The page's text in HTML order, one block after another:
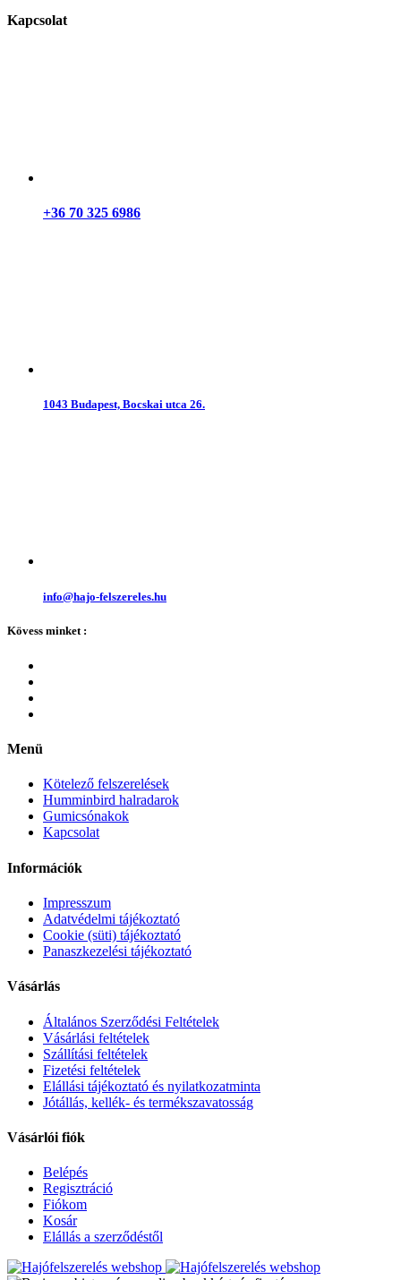
Kapcsolat
+36 70 325 6986
1043 Budapest, Bocskai utca 26.
info@hajo-felszereles.hu
Kövess minket :
Menü
Kötelező felszerelések
Humminbird halradarok
Gumicsónakok
Kapcsolat
Információk
Impresszum
Adatvédelmi tájékoztató
Cookie (süti) tájékoztató
Panaszkezelési tájékoztató
Vásárlás
Általános Szerződési Feltételek
Vásárlási feltételek
Szállítási feltételek
Fizetési feltételek
Elállási tájékoztató és nyilatkozatminta
Jótállás, kellék- és termékszavatosság
Vásárlói fiók
Belépés
Regisztráció
Fiókom
Kosár
Elállás a szerződéstől